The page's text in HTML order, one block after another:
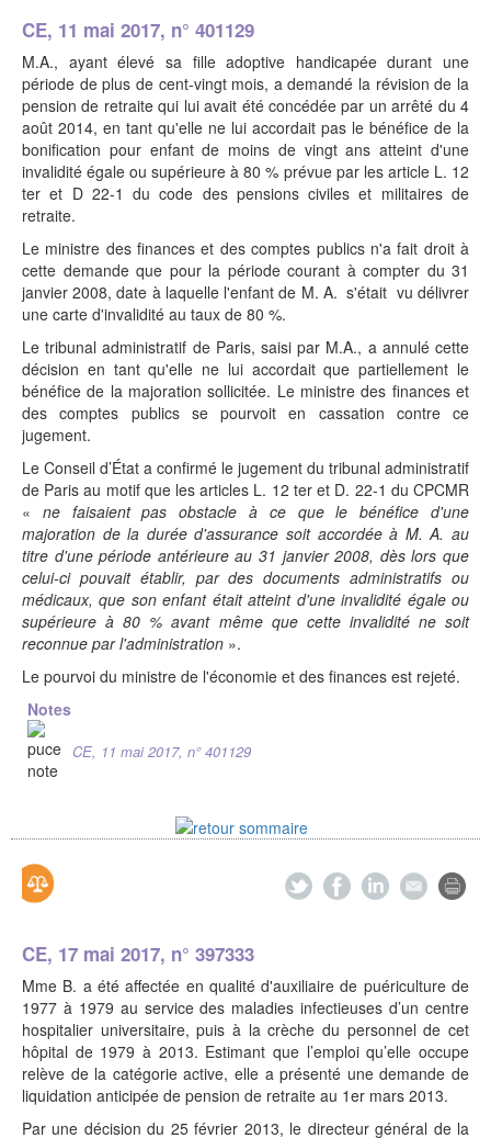
CE, 11 mai 2017, n° 401129
M.A., ayant élevé sa fille adoptive handicapée durant une
période de plus de cent-vingt mois, a demandé la révision de la
pension de retraite qui lui avait été concédée par un arrêté du 4
août 2014, en tant qu'elle ne lui accordait pas le bénéfice de la
bonification pour enfant de moins de vingt ans atteint d'une
invalidité égale ou supérieure à 80 % prévue par les article L. 12
ter et D 22-1 du code des pensions civiles et militaires de
retraite.
Le ministre des finances et des comptes publics n'a fait droit à
cette demande que pour la période courant à compter du 31
janvier 2008, date à laquelle l'enfant de M. A. s'était vu délivrer
une carte d'invalidité au taux de 80 %.
Le tribunal administratif de Paris, saisi par M.A., a annulé cette
décision en tant qu'elle ne lui accordait que partiellement le
bénéfice de la majoration sollicitée. Le ministre des finances et
des comptes publics se pourvoit en cassation contre ce
jugement.
Le Conseil d’État a confirmé le jugement du tribunal administratif
de Paris au motif que les articles L. 12 ter et D. 22-1 du CPCMR
« ne faisaient pas obstacle à ce que le bénéfice d'une
majoration de la durée d'assurance soit accordée à M. A. au
titre d'une période antérieure au 31 janvier 2008, dès lors que
celui-ci pouvait établir, par des documents administratifs ou
médicaux, que son enfant était atteint d'une invalidité égale ou
supérieure à 80 % avant même que cette invalidité ne soit
reconnue par l'administration ».
Le pourvoi du ministre de l'économie et des finances est rejeté.
Notes
CE, 11 mai 2017, n° 401129
CE, 17 mai 2017, n° 397333
Mme B. a été affectée en qualité d'auxiliaire de puériculture de
1977 à 1979 au service des maladies infectieuses d’un centre
hospitalier universitaire, puis à la crèche du personnel de cet
hôpital de 1979 à 2013. Estimant que l’emploi qu’elle occupe
relève de la catégorie active, elle a présenté une demande de
liquidation anticipée de pension de retraite au 1er mars 2013.
Par une décision du 25 février 2013, le directeur général de la